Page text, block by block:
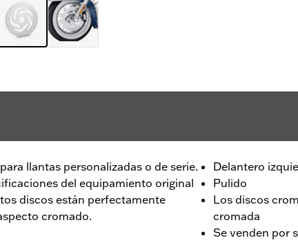
llantas personalizadas o de serie.
del equipamiento original
discos están perfectamente
cromado.
Delantero
Pulido
Los discos
cromada
Se venden por